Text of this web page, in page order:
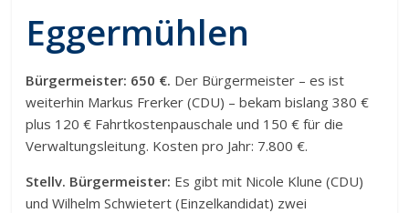
Eggermühlen
Bürgermeister: 650 €. Der Bürgermeister – es ist
weiterhin Markus Frerker (CDU) – bekam bislang 380 €
plus 120 € Fahrtkostenpauschale und 150 € für die
Verwaltungsleitung. Kosten pro Jahr: 7.800 €.
Stellv. Bürgermeister: Es gibt mit Nicole Klune (CDU)
und Wilhelm Schwietert (Einzelkandidat) zwei